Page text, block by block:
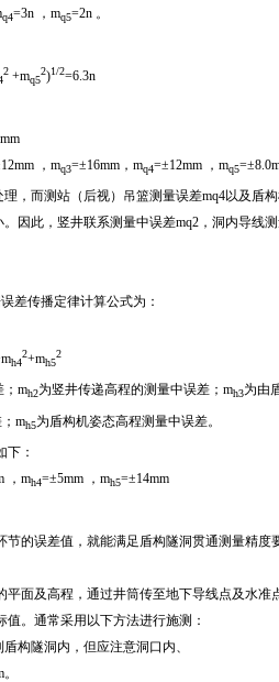
q4=3n ，mq5=2n 。
2 +mq5
2)1/2=6.3n
，mq3=±16mm，mq4=±12mm ，mq5
，而测站（后视）吊篮测量误差mq4以及盾
因此，竖井联系测量中误差mq2，洞内导线
差传播定律计算公式为：
h4
2+mh5
2
；mh2为竖井传递高程的测量中误差；mh3为由
mh5为盾构机姿态高程测量中误差。
：
，mh4=±5mm ，mh5=±14mm
的误差值，就能满足盾构隧洞贯通测量精度
面及高程，通过井筒传至地下导线点及水准
。通常采用以下方法进行施测：
构隧洞内，但应注意洞口内、